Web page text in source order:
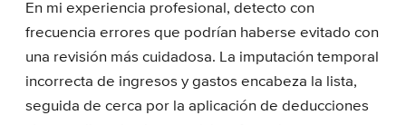
En mi experiencia profesional, detecto con
frecuencia errores que podrían haberse evitado con
una revisión más cuidadosa. La imputación temporal
incorrecta de ingresos y gastos encabeza la lista,
seguida de cerca por la aplicación de deducciones